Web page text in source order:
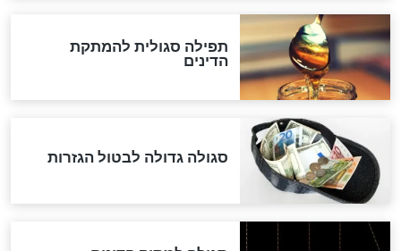
לכל המאמרים
אחרית הימים
האם אפשר לחשב את הקץ?